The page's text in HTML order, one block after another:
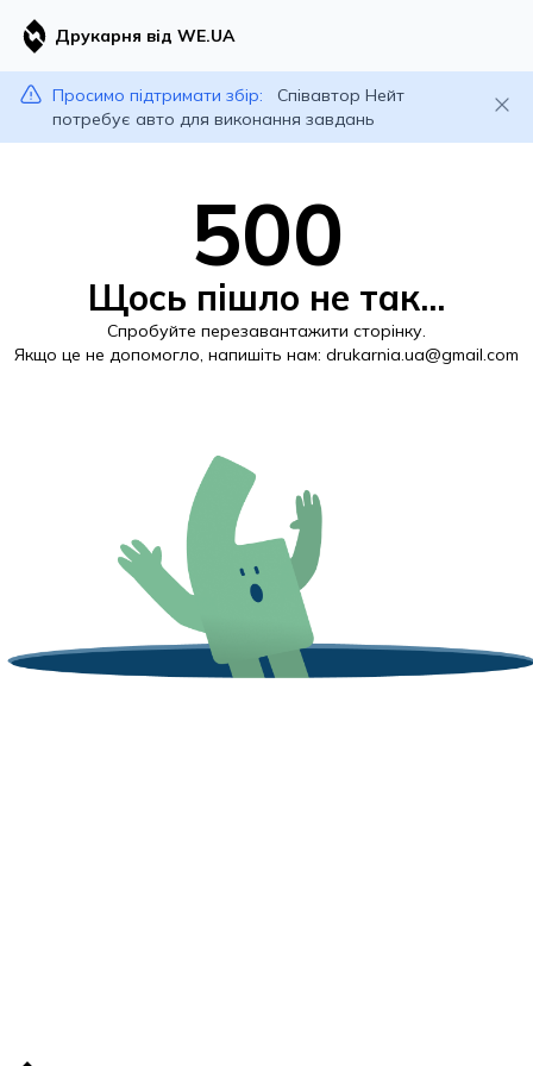
Друкарня від WE.UA
Просимо підтримати збір:
Співавтор Нейт
потребує авто для виконання завдань
500
Щось пішло не так...
Спробуйте перезавантажити сторінку.
Якщо це не допомогло, напишіть нам: drukarnia.ua@gmail.com